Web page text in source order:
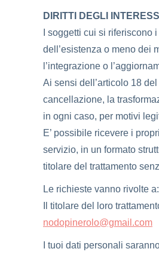
DIRITTI DEGLI
I soggetti cui si
dell’esistenza o meno dei
l’integrazione o
Ai sensi dell’articolo 18
cancellazione, la
in ogni caso, per motivi
E’ possibile ricevere i
servizio, in un formato
titolare del trattamento
Le richieste vanno rivolte a:
Il titolare del loro
nodopinerolo@gmail.com
I tuoi dati personali